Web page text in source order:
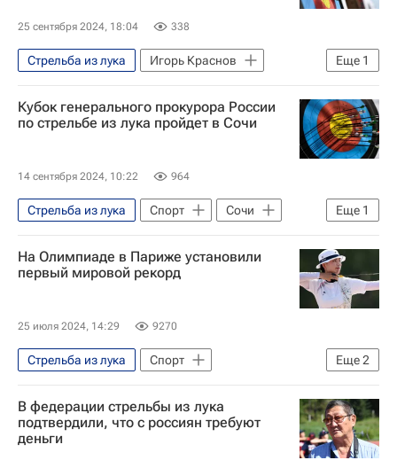
25 сентября 2024, 18:04 338
Еще 1
Стрельба из лука
Игорь Краснов
Генеральная прокуратура РФ
Кубок генерального прокурора России
по стрельбе из лука пройдет в Сочи
14 сентября 2024, 10:22 964
Еще 1
Стрельба из лука Спорт
Сочи
Генеральная прокуратура РФ
На Олимпиаде в Париже установили
первый мировой рекорд
25 июля 2024, 14:29 9270
Еще2
Стрельба из лука
Спорт
Южная Корея
Париж
В федерации стрельбы из лука
подтвердили, что с россиян требуют
деньги